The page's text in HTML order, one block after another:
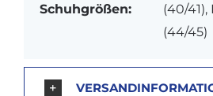
Schuhgrößen:
(40/41),
(44/45)